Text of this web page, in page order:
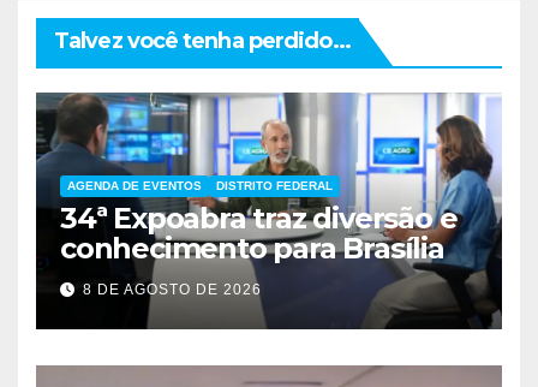
Talvez você tenha perdido...
AGENDA DE EVENTOS DISTRITO FEDERAL
34ª Expoabra traz diversão e
conhecimento para Brasília
8 DE AGOSTO DE 2026